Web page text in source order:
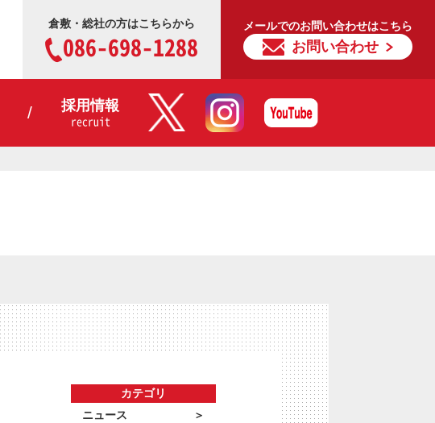
倉敷・総社の方はこちらから
086-698-1288
メールでのお問い合わせはこちら
お問い合わせ
採用情報
recruit
カテゴリ
ニュース